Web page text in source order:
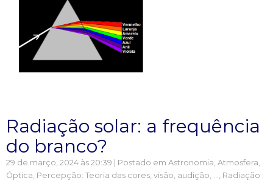
Radiação solar: a frequência
do branco?
29 de março, 2024 às 20:39 | Postado em Astronomia, Atmosfera,
Óptica, Percepção: Teoria das cores, visão, audição, ..., Radiação